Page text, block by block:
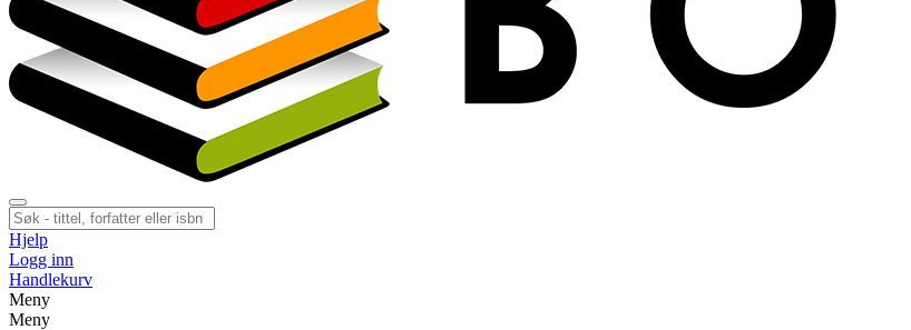
Hjelp
Logg inn
Handlekurv
Meny
Meny